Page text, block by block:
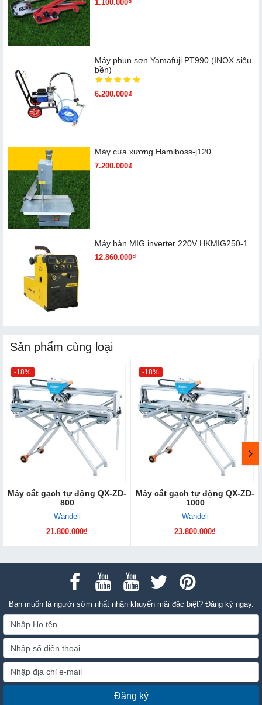
1.100.000₫
Máy phun sơn Yamafuji PT990 (INOX siêu
bền)
6.200.000₫
Máy cưa xương Hamiboss-j120
7.200.000₫
Máy hàn MIG inverter 220V HKMIG250-1
12.860.000₫
Sản phẩm cùng loại
-18%
Máy cắt gạch tự động QX-ZD-
800
Wandeli
21.800.000₫
-18%
Máy cắt gạch tự động QX-ZD-
1000
Wandeli
23.800.000₫
Bạn muốn là người sớm nhất nhận khuyến mãi đặc biệt? Đăng ký ngay.
Đăng ký